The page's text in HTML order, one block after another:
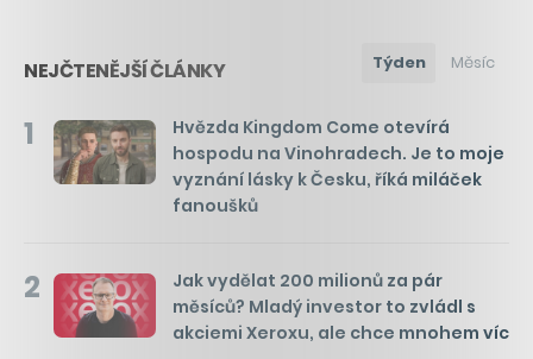
NEJČTENĚJŠÍ ČLÁNKY Týden Měsíc
1
Hvězda Kingdom Come otevírá
hospodu na Vinohradech. Je to moje
vyznání lásky k Česku, říká miláček
fanoušků
2
Jak vydělat 200 milionů za pár
měsíců? Mladý investor to zvládl s
akciemi Xeroxu, ale chce mnohem víc